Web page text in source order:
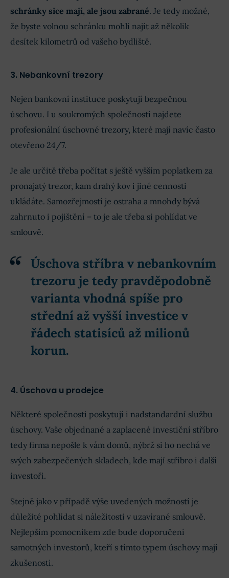
schránky sice mají, ale jsou zabrané. Je tedy možné,
že byste volnou schránku mohli najít až několik
desítek kilometrů od vašeho bydliště.
3. Nebankovní trezory
Nejen bankovní instituce poskytují bezpečnou
úschovu. I u soukromých společností najdete
profesionální úschovné trezory, které mají navíc často
otevřeno 24/7.
Je ale určitě třeba počítat s ještě vyšším poplatkem za
pronajatý trezor, kam drahý kov i jiné cennosti
ukládáte. Samozřejmostí je ostraha a mnohdy bývá
zahrnuto i pojištění – to je ale třeba si pohlídat ve
smlouvě.
Úschova stříbra v nebankovním
trezoru je tedy pravděpodobně
varianta vhodná spíše pro
střední až vyšší investice v
řádech statisíců až milionů
korun.
4. Úschova u prodejce
Některé společnosti poskytují i nadstandardní službu
úschovy. Vaše objednané a zaplacené investiční stříbro
tedy firma nepošle k vám domů, nýbrž si ho nechá ve
svých zabezpečených skladech, kde mají stříbro i další
investoři.
Stejně jako v případě výše uvedených možností je
důležité pohlídat si náležitosti v uzavírané smlouvě.
Nejlepším pomocníkem zde bude doporučení
samotných investorů, kteří s tímto typem úschovy mají
zkušenosti.